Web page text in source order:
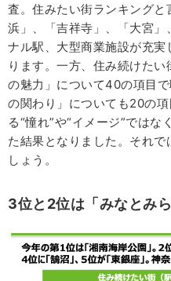
査。住みたい街ランキング
浜」、「吉祥寺」、「大宮」
ナル駅、大型商業施設が充
ります。一方、住み続けた
の魅力」について40の項目
の関わり」についても20の
る“憧れ”や“イメージ”では
た結果となりました。それ
しょう。
3位と2位は「みなとみら